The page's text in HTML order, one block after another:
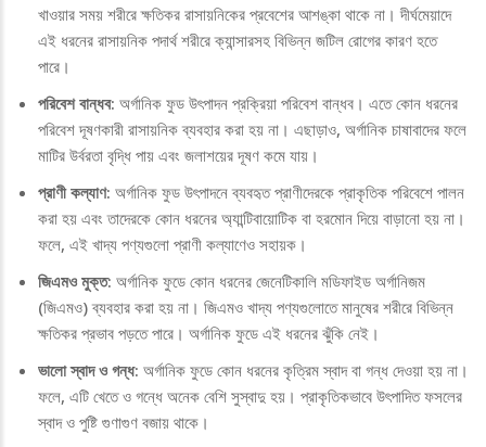
খাওয়ার সময় শরীরে ক্ষতিকর রাসায়নিকের প্রবেশের আশঙ্কা থাকে না। দীর্ঘমেয়াদে
এই ধরনের রাসায়নিক পদার্থ শরীরে ক্যান্সারসহ বিভিন্ন জটিল রোগের কারণ হতে
পারে।
পরিবেশ বান্ধব: অর্গানিক ফুড উৎপাদন প্রক্রিয়া পরিবেশ বান্ধব। এতে কোন ধরনের
পরিবেশ দূষণকারী রাসায়নিক ব্যবহার করা হয় না। এছাড়াও, অর্গানিক চাষাবাদের ফলে
মাটির উর্বরতা বৃদ্ধি পায় এবং জলাশয়ের দূষণ কমে যায়।
প্রাণী কল্যাণ: অর্গানিক ফুড উৎপাদনে ব্যবহৃত প্রাণীদেরকে প্রাকৃতিক পরিবেশে পালন
করা হয় এবং তাদেরকে কোন ধরনের অ্যান্টিবায়োটিক বা হরমোন দিয়ে বাড়ানো হয় না।
ফলে, এই খাদ্য পণ্যগুলো প্রাণী কল্যাণেও সহায়ক।
জিএমও মুক্ত: অর্গানিক ফুডে কোন ধরনের জেনেটিকালি মডিফাইড অর্গানিজম
(জিএমও) ব্যবহার করা হয় না। জিএমও খাদ্য পণ্যগুলোতে মানুষের শরীরে বিভিন্ন
ক্ষতিকর প্রভাব পড়তে পারে। অর্গানিক ফুডে এই ধরনের ঝুঁকি নেই।
ভালো স্বাদ ও গন্ধ: অর্গানিক ফুডে কোন ধরনের কৃত্রিম স্বাদ বা গন্ধ দেওয়া হয় না।
ফলে, এটি খেতে ও গন্ধে অনেক বেশি সুস্বাদু হয়। প্রাকৃতিকভাবে উৎপাদিত ফসলের
স্বাদ ও পুষ্টি গুণাগুণ বজায় থাকে।